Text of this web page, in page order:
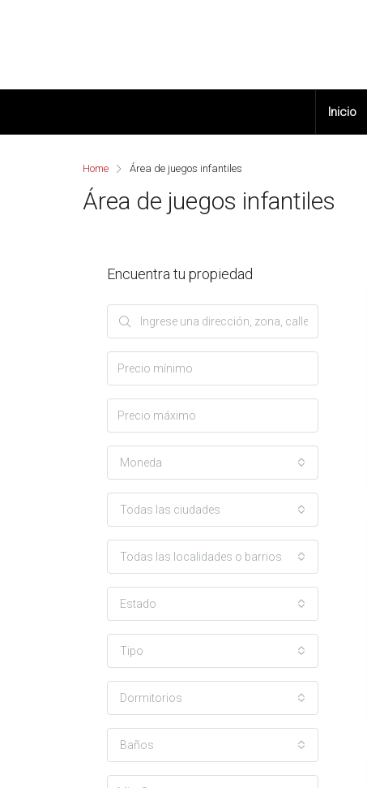
Inicio
Home Área de juegos infantiles
Área de juegos infantiles
Encuentra tu propiedad
Moneda
Todas las ciudades
Todas las localidades o barrios
Estado
Tipo
Dormitorios
Baños